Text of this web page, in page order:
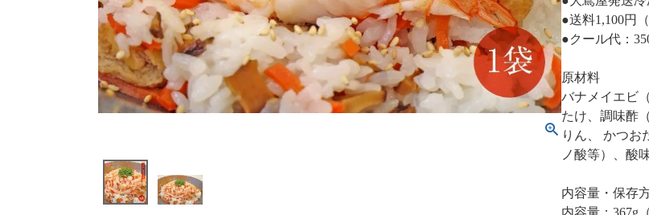
●送料1,100円
●クール代：
原材料
バナメイエビ
たけ、調味酢
りん、 かつお
ノ酸等）、酸
内容量・保存